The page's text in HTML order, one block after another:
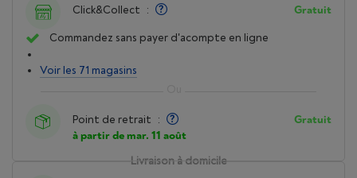
Livraison à domicile
Click&Collect : Gratuit
Commandez sans payer d'acompte en ligne
Voir les 71 magasins
Point de retrait :
à partir de mar. 11 août
Gratuit